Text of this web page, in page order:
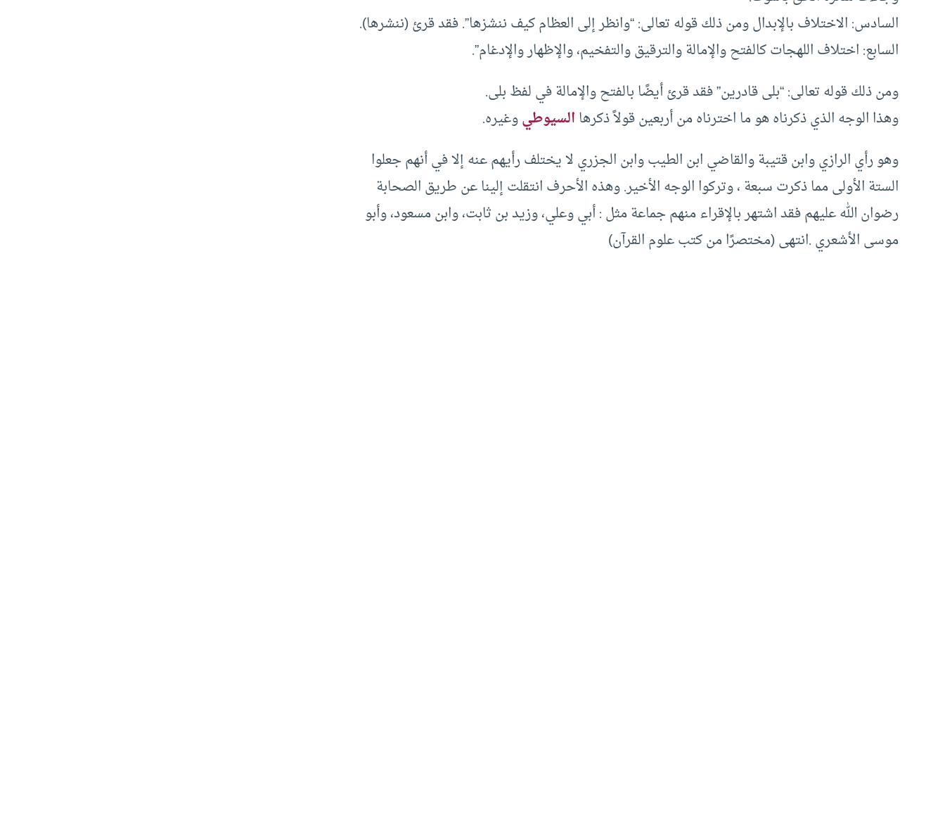
السادس: الاختلاف بالإبدال ومن ذلك قوله تعالى: “وانظر إلى العظام كيف ننشزها”. فقد قرئ (ننشرها).
السابع: اختلاف اللهجات كالفتح والإمالة والترقيق والتفخيم، والإظهار والإدغام”.
ومن ذلك قوله تعالى: “بلى قادرين” فقد قرئ أيضًا بالفتح والإمالة في لفظ بلى.
وهذا الوجه الذي ذكرناه هو ما اخترناه من أربعين قولاً ذكرهاالسيوطيوغيره.
وهو رأي الرازي وابن قتيبة والقاضي ابن الطيب وابن الجزري لا يختلف رأيهم عنه إلا في أنهم جعلوا
الستة الأولى مما ذكرت سبعة ، وتركوا الوجه الأخير. وهذه الأحرف انتقلت إلينا عن طريق الصحابة
رضوان الله عليهم فقد اشتهر بالإقراء منهم جماعة مثل : أبي وعلي، وزيد بن ثابت، وابن مسعود، وأبو
موسى الأشعري .انتهى (مختصرًا من كتب علوم القرآن)